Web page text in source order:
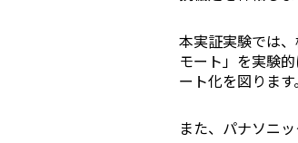
本実証実験では
モート」を実験
ート化を図ります。
また、パナソニ